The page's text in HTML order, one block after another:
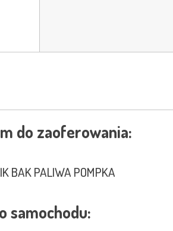
do zaoferowania:
BAK PALIWA POMPKA
samochodu: